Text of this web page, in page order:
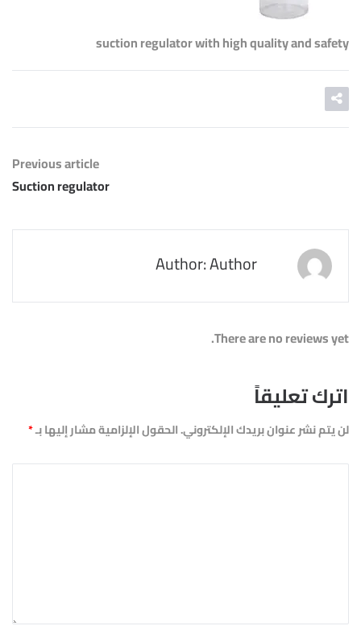
suction regulator with high quality and safety
Previous article
Suction regulator
Author: Author
There are no reviews yet.
اترك تعليقاً
لن يتم نشر عنوان بريدك الإلكتروني.الحقول الإلزامية مشار إليها بـ*